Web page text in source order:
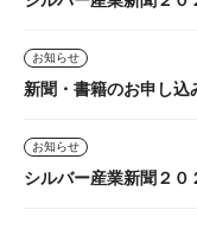
お知らせ
新聞・書籍のお申し込
お知らせ
シルバー産業新聞２０